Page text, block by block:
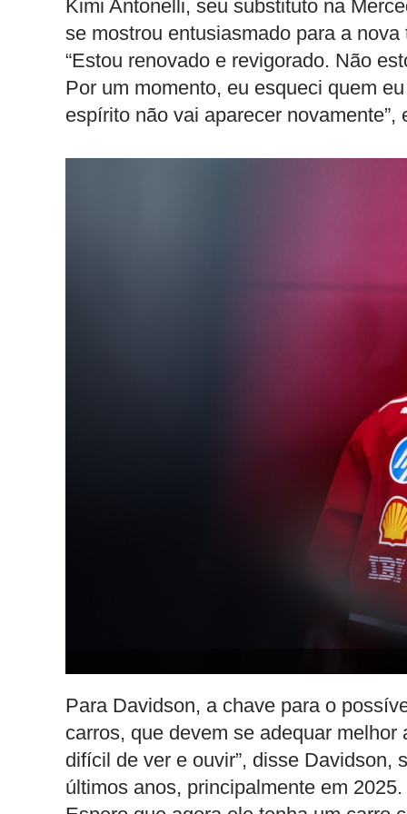
Kimi Antonelli, seu substituto na
se mostrou entusiasmado para a
“Estou renovado e revigorado. Não
Por um momento, eu esqueci quem
espírito não vai aparecer
Para Davidson, a chave para o
carros, que devem se adequar
difícil de ver e ouvir”, disse Davidson,
últimos anos, principalmente em